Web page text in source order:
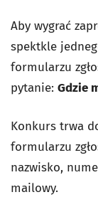
Aby wygrać
spektkle
formularzu
pytanie: Gdzie
Konkurs trwa
formularzu
nazwisko,
mailowy.